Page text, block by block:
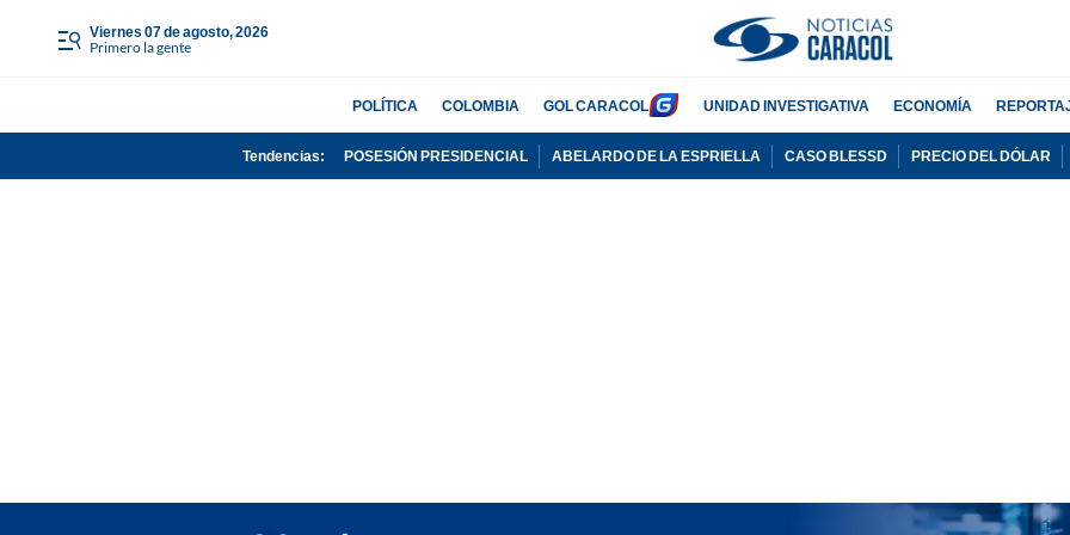
viernes 07 de agosto, 2026
Primero la gente
POLÍTICA COLOMBIA GOL CARACOL UNIDAD INVESTIGATIVA ECONOMÍA
Tendencias: POSESIÓN PRESIDENCIAL ABELARDO DE LA ESPRIELLA CASO BLESSD PRECIO DEL DÓLAR